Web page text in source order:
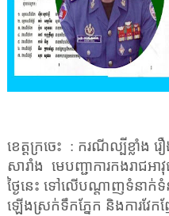
ខេត្តក្រចេះ : ករណីល្បីខ្លាំង
សារាំង មេបញ្ជាការកងរាជអា
ថ្ងៃនេះ ទៅលើបណ្តាញទំនាក់
ឡើងស្រក់ទឹកភ្នែក និងការវែ